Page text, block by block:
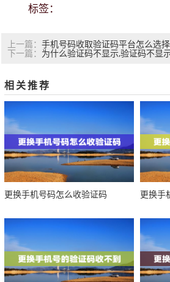
标签：
上一篇： 手机号码收取验证码平台怎么选
下一篇： 为什么验证码不显示,验证码不显
相关推荐
更换手机号码怎么收验证码 更换手